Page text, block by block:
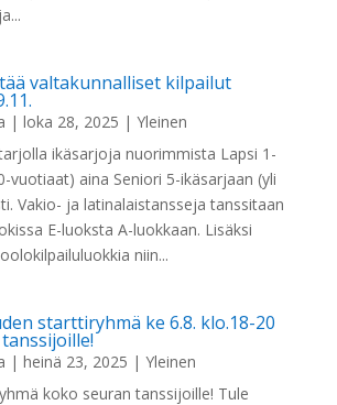
valtakunnalliset kilpailut
| loka 28, 2025 | Yleinen
ikäsarjoja nuorimmista Lapsi 1-
vuotiaat) aina Seniori 5-ikäsarjaan (yli
Vakio- ja latinalaistansseja tanssitaan
E-luoksta A-luokkaan. Lisäksi
niin...
starttiryhmä ke 6.8. klo.18-20
| heinä 23, 2025 | Yleinen
koko seuran tanssijoille! Tule